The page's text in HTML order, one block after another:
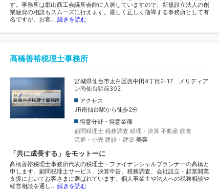
す。事務所は郡山商工会議所会館に入居していますので、新規設立法人の創
業融資の相談もスムーズに行えます。厳しく正しく指導する事務所として有
名ですが、お客… 続きを読む
髙橋善裕税理士事務所
宮城県仙台市太白区西中田4丁目2-17 メリディア
ン南仙台駅前302
アクセス
JR南仙台駅から徒歩2分
得意分野・得意業種
顧問税理士 税務調査 経理・決算 不動産 飲食
流通・小売 建設・建築 美容
「共に成長する」をモットーに
髙橋善裕税理士事務所代表の税理士・ファイナンシャルプランナーの髙橋と
申します。顧問税理士サービス、決算申告、税務調査、会社設立・起業開業
支援においてお客さまに選ばれています。個人事業主や法人への税務相談や
経営相談を通し… 続きを読む